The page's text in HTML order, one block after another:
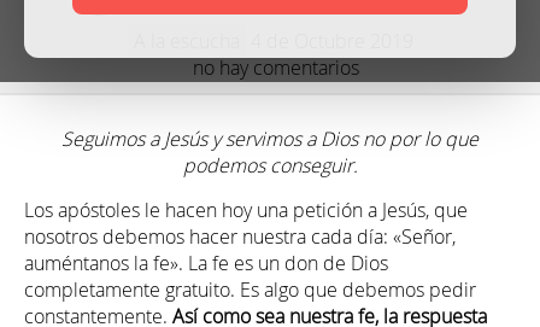
no hay comentarios
Seguimos a Jesús y servimos a Dios no por lo que
podemos conseguir.
Los apóstoles le hacen hoy una petición a Jesús, que
nosotros debemos hacer nuestra cada día: «Señor,
auméntanos la fe». La fe es un don de Dios
completamente gratuito. Es algo que debemos pedir
constantemente. Así como sea nuestra fe, la respuesta